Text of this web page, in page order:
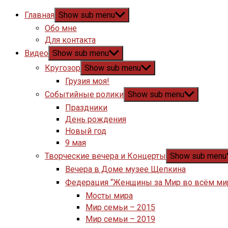
Главная Show sub menu
Обо мне
Для контакта
Видео Show sub menu
Кругозор Show sub menu
Грузия моя!
Событийные ролики Show sub menu
Праздники
День рождения
Новый год
9 мая
Творческие вечера и Концерты Show sub menu
Вечера в Доме музее Щепкина
Федерация “Женщины за Мир во всём
Мосты мира
Мир семьи – 2015
Мир семьи – 2019